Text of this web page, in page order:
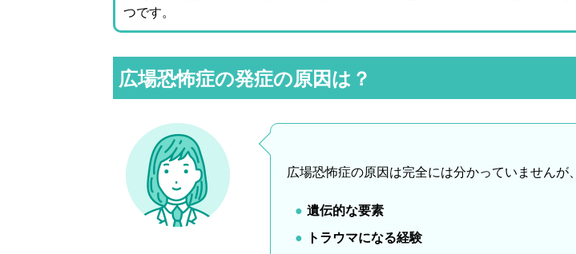
つです。
広場恐怖症の発症の原因は？
広場恐怖症の原因は完全には分かっていませんが、
遺伝的な要素
トラウマになる経験